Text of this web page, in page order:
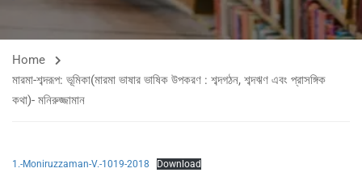
Home
মারমা-শব্দরূপ: ভূমিকা(মারমা ভাষার ভাষিক উপকরণ : শব্দগঠন, শব্দঋণ এবং প্রাসঙ্গিক
কথা)- মনিরুজ্জামান
1.-Moniruzzaman-V.-1019-2018 Download